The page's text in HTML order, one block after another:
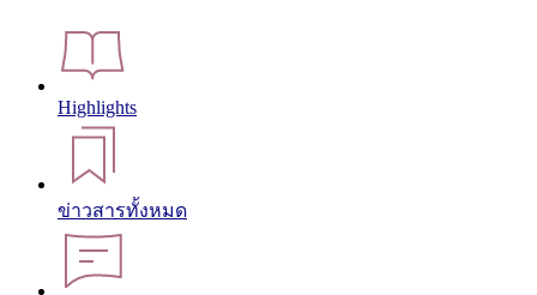
Highlights
ข่าวสารทั้งหมด